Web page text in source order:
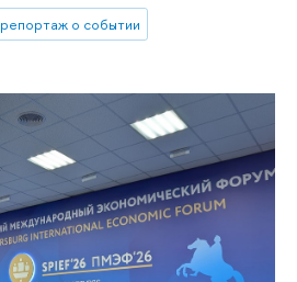
репортаж о событии